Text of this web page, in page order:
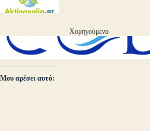
Χορηγούμενο
Μου αρέσει αυτό: